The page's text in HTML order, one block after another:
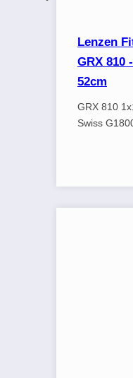
Lenzen
GRX 810
52cm
GRX 810
Swiss